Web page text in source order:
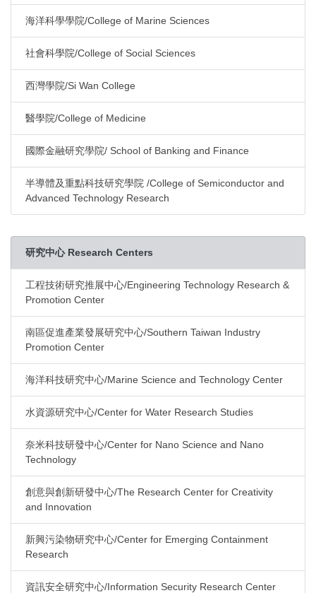
海洋科學學院/College of Marine Sciences
社會科學院/College of Social Sciences
西灣學院/Si Wan College
醫學院/College of Medicine
國際金融研究學院/ School of Banking and Finance
半導體及重點科技研究學院 /College of Semiconductor and
Advanced Technology Research
研究中心 Research Centers
工程技術研究推展中心/Engineering Technology Research &
Promotion Center
南區促進產業發展研究中心/Southern Taiwan Industry
Promotion Center
海洋科技研究中心/Marine Science and Technology Center
水資源研究中心/Center for Water Research Studies
奈米科技研發中心/Center for Nano Science and Nano
Technology
創意與創新研發中心/The Research Center for Creativity
and Innovation
新興污染物研究中心/Center for Emerging Containment
Research
資訊安全研究中心/Information Security Research Center